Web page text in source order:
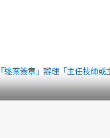
案簽章」辦理「主任技師或